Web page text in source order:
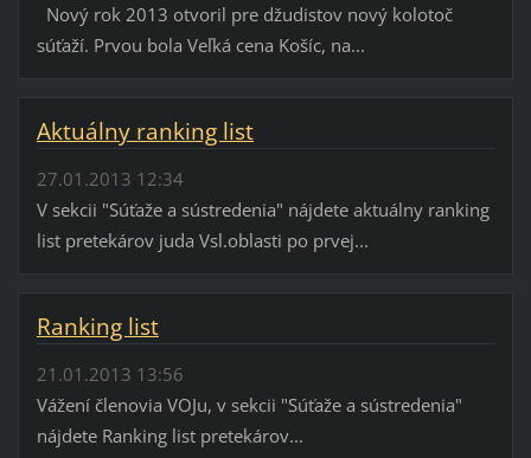
Nový rok 2013 otvoril pre džudistov nový kolotoč
súťaží. Prvou bola Veľká cena Košíc, na...
Aktuálny ranking list
27.01.2013 12:34
V sekcii "Súťaže a sústredenia" nájdete aktuálny ranking
list pretekárov juda Vsl.oblasti po prvej...
Ranking list
21.01.2013 13:56
Vážení členovia VOJu, v sekcii "Súťaže a sústredenia"
nájdete Ranking list pretekárov...